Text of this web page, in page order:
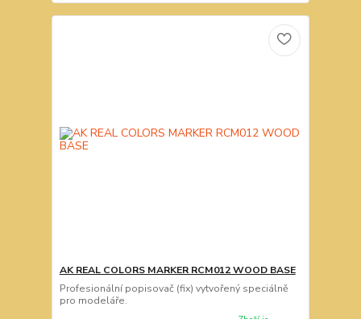
AK REAL COLORS MARKER RCM012 WOOD BASE
Profesionální popisovač (fix) vytvořený speciálně
pro modeláře.